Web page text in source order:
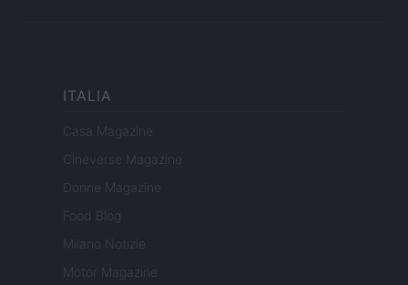
ITALIA
Casa Magazine
Cineverse Magazine
Donne Magazine
Food Blog
Milano Notizie
Motor Magazine